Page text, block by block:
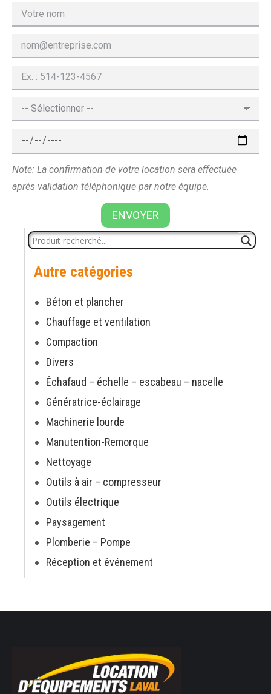
Note: La confirmation de votre location sera effectuée
après validation téléphonique par notre équipe.
ENVOYER
Autre catégories
Béton et plancher
Chauffage et ventilation
Compaction
Divers
Échafaud – échelle – escabeau – nacelle
Génératrice-éclairage
Machinerie lourde
Manutention-Remorque
Nettoyage
Outils à air – compresseur
Outils électrique
Paysagement
Plomberie – Pompe
Réception et événement